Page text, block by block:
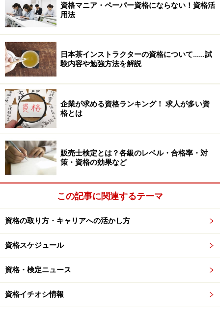
資格マニア・ペーパー資格にならない！資格活
用法
日本茶インストラクターの資格について……試
験内容や勉強方法を解説
企業が求める資格ランキング！ 求人が多い資
格とは
販売士検定とは？各級のレベル・合格率・対
策・資格の効果など
この記事に関連するテーマ
資格の取り方・キャリアへの活かし方
資格スケジュール
資格・検定ニュース
資格イチオシ情報